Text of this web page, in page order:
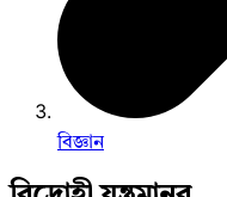
বিজ্ঞান